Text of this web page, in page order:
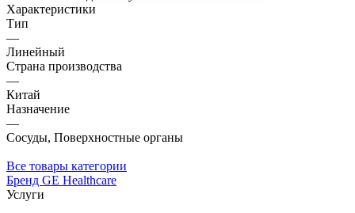
Характеристики
Тип
—
Линейный
Страна производства
—
Китай
Назначение
—
Сосуды, Поверхностные органы
Все товары категории
Бренд GE Healthcare
Услуги